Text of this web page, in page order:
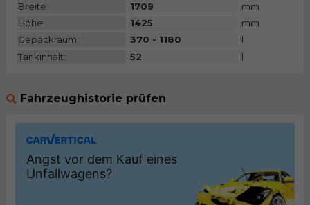
Breite:
1709
mm
Höhe:
1425
mm
Gepäckraum:
370 - 1180
l
Tankinhalt:
52 l
Fahrzeughistorie prüfen